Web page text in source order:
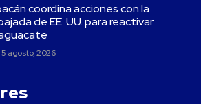
coordina acciones con la
de EE. UU. para reactivar
5 agosto, 2026